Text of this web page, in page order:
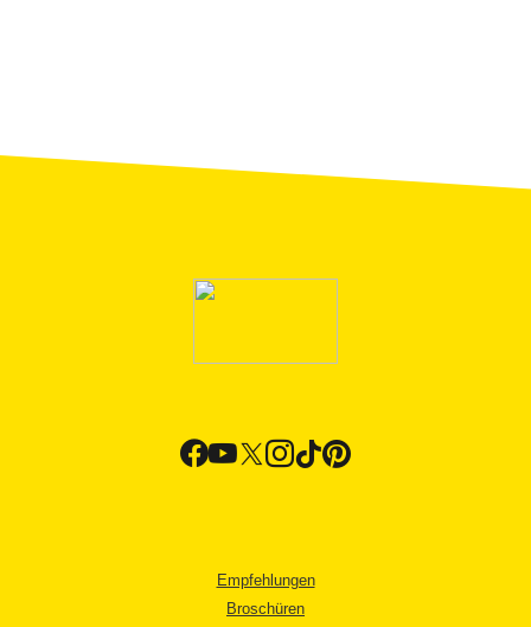
Empfehlungen
Broschüren